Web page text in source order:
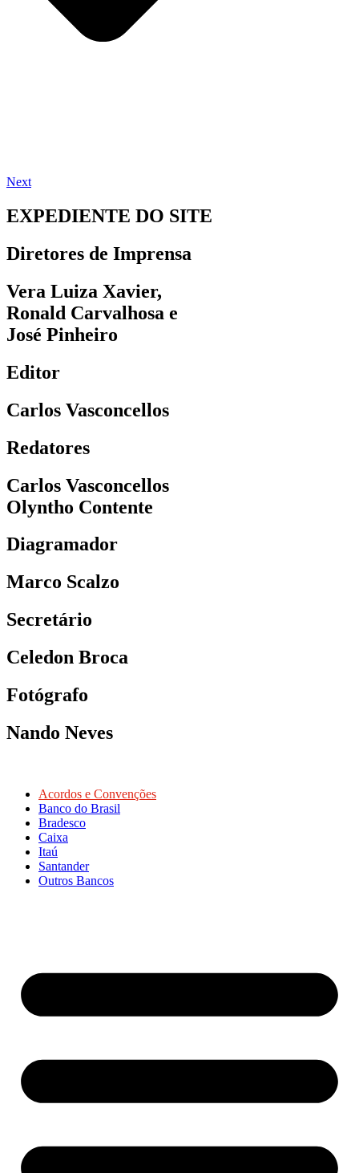
Next
EXPEDIENTE DO SITE
Diretores de Imprensa
Vera Luiza Xavier,
Ronald Carvalhosa e
José Pinheiro
Editor
Carlos Vasconcellos
Redatores
Carlos Vasconcellos
Olyntho Contente
Diagramador
Marco Scalzo
Secretário
Celedon Broca
Fotógrafo
Nando Neves
Acordos e Convenções
Banco do Brasil
Bradesco
Caixa
Itaú
Santander
Outros Bancos